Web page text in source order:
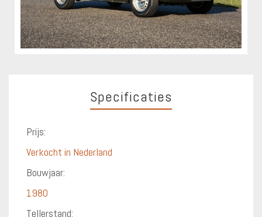
Specificaties
Prijs:
Verkocht in Nederland
Bouwjaar:
1980
Tellerstand: